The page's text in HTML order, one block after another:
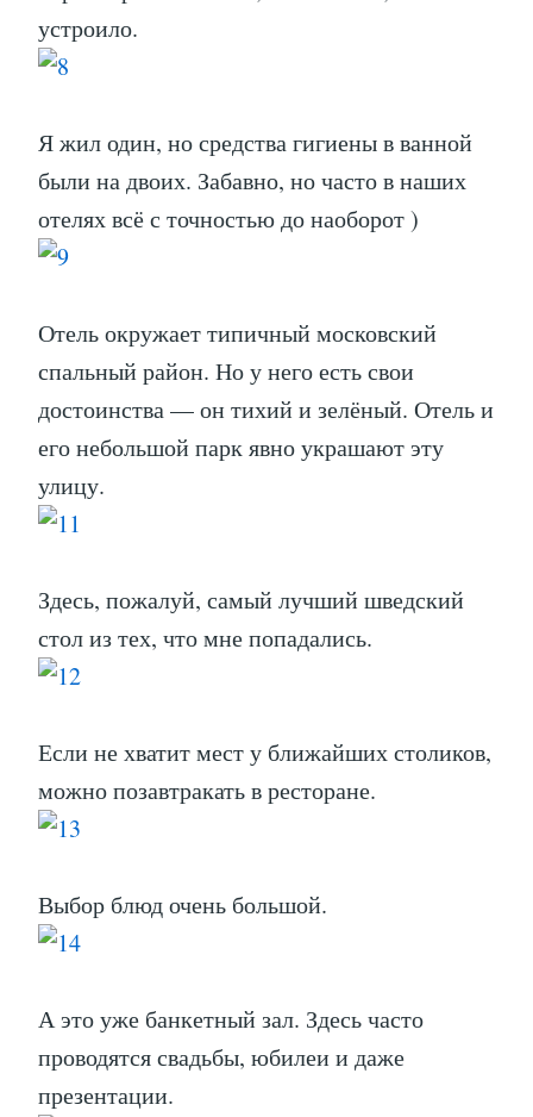
устроило.
Я жил один, но средства гигиены в ванной
были на двоих. Забавно, но часто в наших
отелях всё с точностью до наоборот )
Отель окружает типичный московский
спальный район. Но у него есть свои
достоинства — он тихий и зелёный. Отель и
его небольшой парк явно украшают эту
улицу.
Здесь, пожалуй, самый лучший шведский
стол из тех, что мне попадались.
Если не хватит мест у ближайших столиков,
можно позавтракать в ресторане.
Выбор блюд очень большой.
А это уже банкетный зал. Здесь часто
проводятся свадьбы, юбилеи и даже
презентации.